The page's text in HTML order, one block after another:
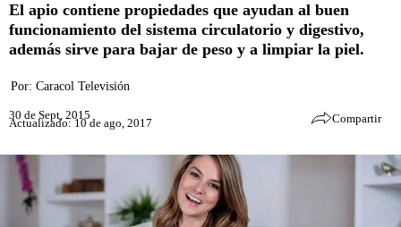
El apio contiene propiedades que ayudan al buen
funcionamiento del sistema circulatorio y digestivo,
además sirve para bajar de peso y a limpiar la piel.
Por: Caracol Televisión
30 de Sept, 2015
Actualizado: 10 de ago, 2017 Compartir